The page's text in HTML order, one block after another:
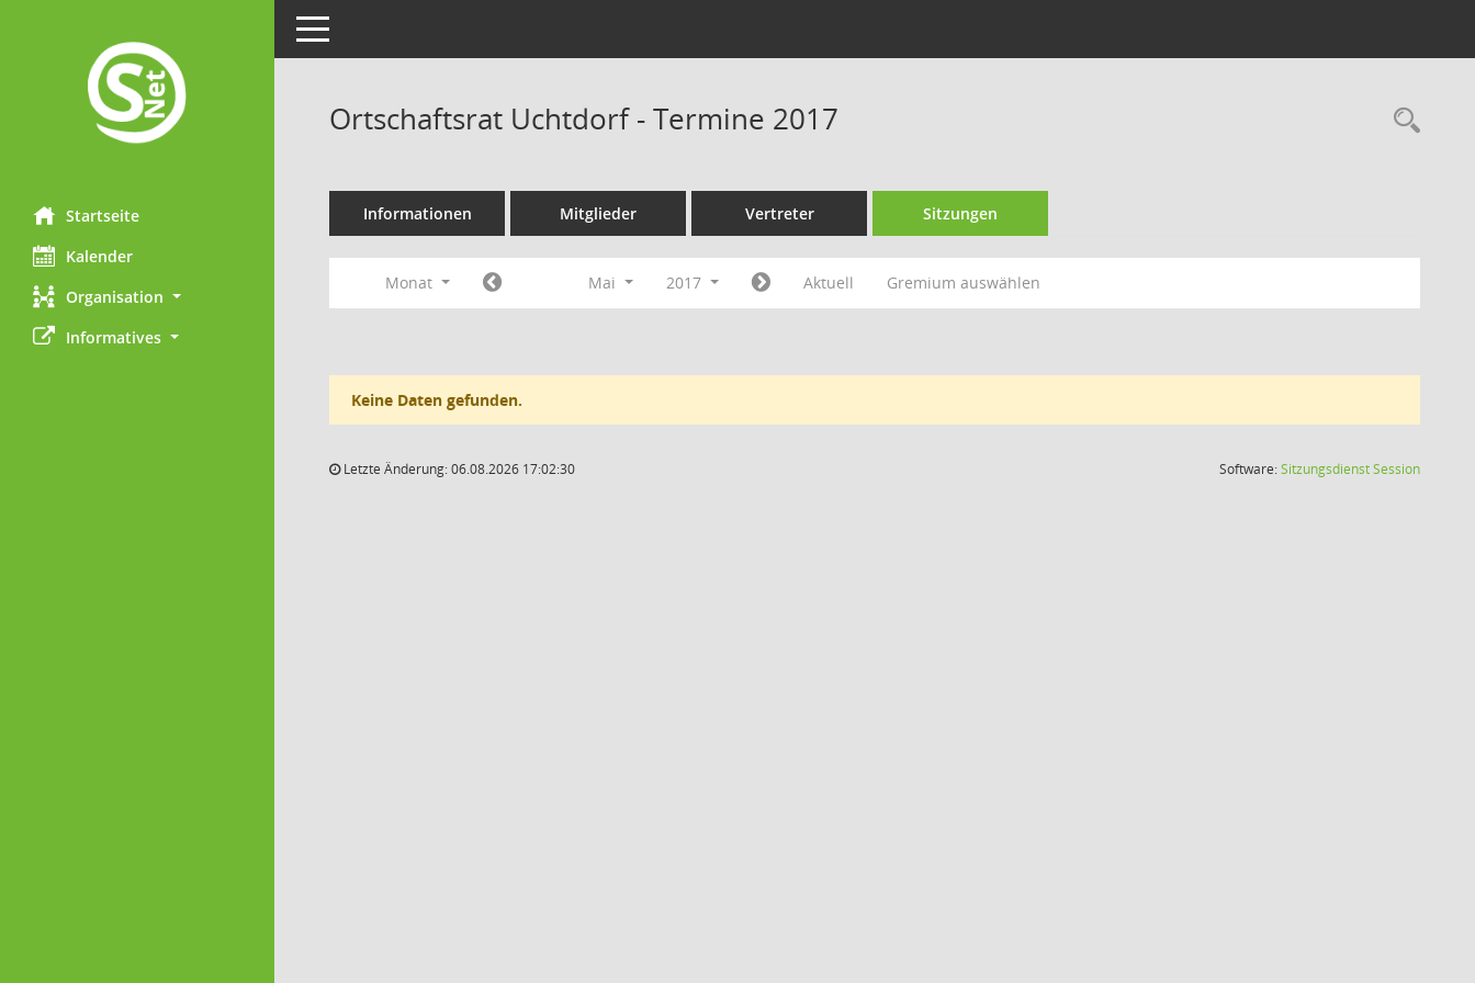
Startseite
Kalender
Organisation
Informatives
Toggle navigation
Ortschaftsrat Uchtdorf - Termine 2017
Informationen Mitglieder Vertreter Sitzungen
Monat Mai 2017 Aktuell Gremium auswählen
Keine Daten gefunden.
Letzte Änderung: 06.08.2026 17:02:30 Software:SitzungsdienstSession(Wird in